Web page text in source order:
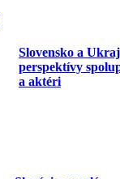
Slovensko a
perspektívy
a aktéri